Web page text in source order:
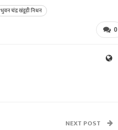
भुवन चंद्र खंडूड़ी निधन
0
NEXT POST